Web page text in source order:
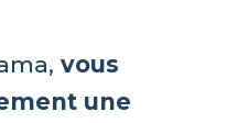
vous
une